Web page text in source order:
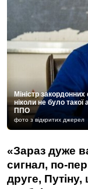
Міністр
ніколи не було
ППО
фото з відкритих джерел
«Зараз дуже
сигнал, по-
друге,